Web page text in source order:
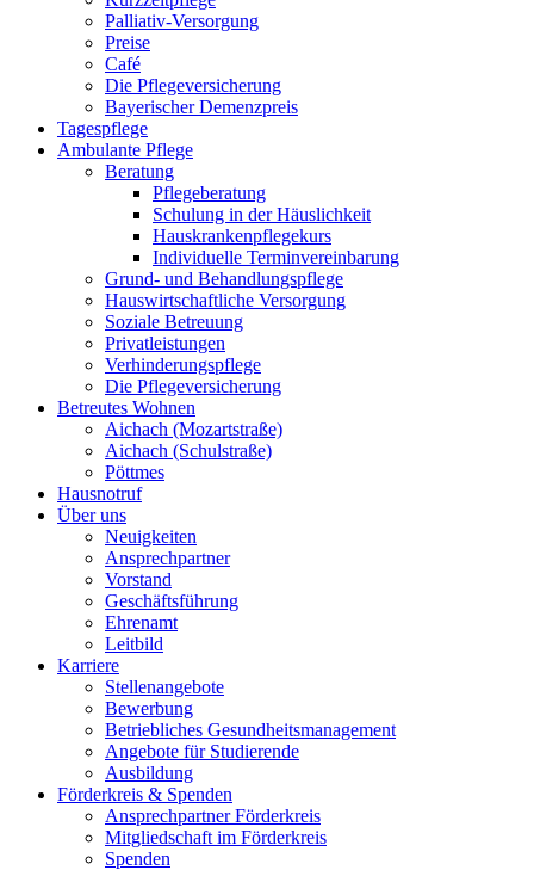
Palliativ-Versorgung
Preise
Café
Die Pflegeversicherung
Bayerischer Demenzpreis
Tagespflege
Ambulante Pflege
Beratung
Pflegeberatung
Schulung in der Häuslichkeit
Hauskrankenpflegekurs
Individuelle Terminvereinbarung
Grund- und Behandlungspflege
Hauswirtschaftliche Versorgung
Soziale Betreuung
Privatleistungen
Verhinderungspflege
Die Pflegeversicherung
Betreutes Wohnen
Aichach (Mozartstraße)
Aichach (Schulstraße)
Pöttmes
Hausnotruf
Über uns
Neuigkeiten
Ansprechpartner
Vorstand
Geschäftsführung
Ehrenamt
Leitbild
Karriere
Stellenangebote
Bewerbung
Betriebliches Gesundheitsmanagement
Angebote für Studierende
Ausbildung
Förderkreis & Spenden
Ansprechpartner Förderkreis
Mitgliedschaft im Förderkreis
Spenden